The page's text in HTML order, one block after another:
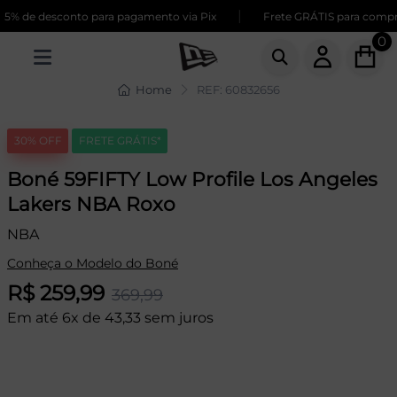
de desconto para pagamento via Pix Frete GRÁTIS para
0
Home REF: 60832656
30% OFF FRETE GRÁTIS*
Boné 59FIFTY Low Profile Los Angeles
Lakers NBA Roxo
NBA
Conheça o Modelo do Boné
R$ 259,99 369,99
Em até 6x de 43,33 sem juros